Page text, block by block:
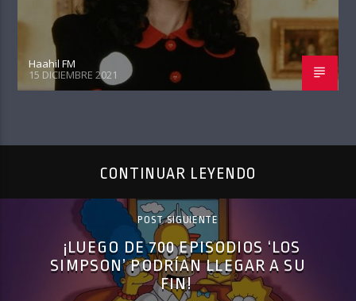
Haahil FM
15 DICIEMBRE 2021
CONTINUAR LEYENDO
POST SIGUIENTE
¡LUEGO DE 700 EPISODIOS ‘LOS
SIMPSON’ PODRÍAN LLEGAR A SU
FIN!